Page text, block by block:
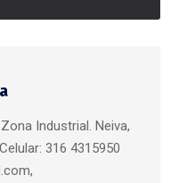
Industrial. Neiva,
316 4315950